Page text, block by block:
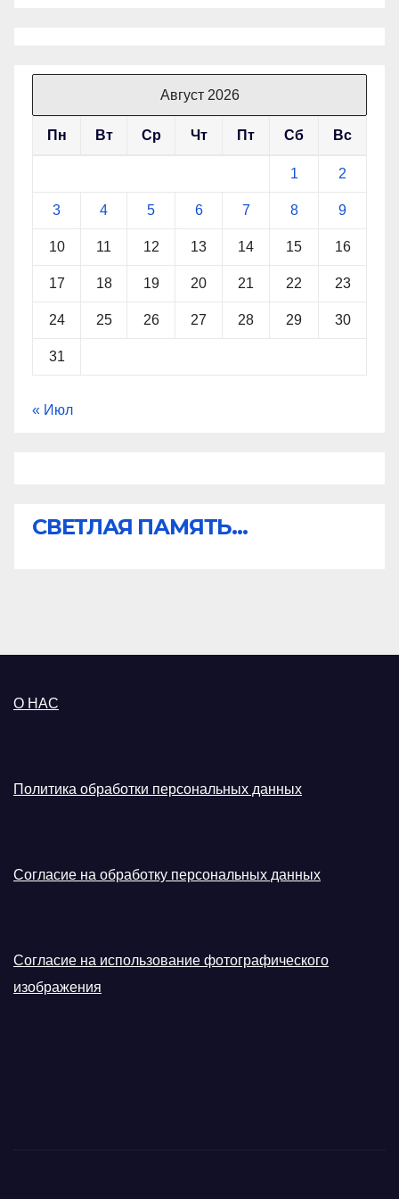
Август 2026
Пн Вт Ср Чт Пт Сб Вс
1 2
3 4 5 6 7 8 9
10 11 12 13 14 15 16
17 18 19 20 21 22 23
24 25 26 27 28 29 30
31
« Июл
СВЕТЛАЯ ПАМЯТЬ...
О НАС
Политика обработки персональных данных
Согласие на обработку персональных данных
Согласие на использование фотографического
изображения